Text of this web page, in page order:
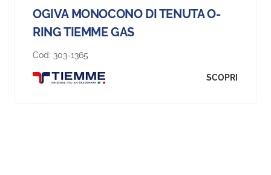
OGIVA MONOCONO DI TENUTA O-
RING TIEMME GAS
Cod: 303-1365
SCOPRI